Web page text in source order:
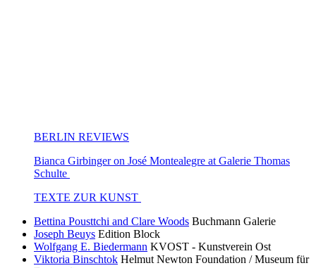
BERLIN REVIEWS
Bianca Girbinger on José Montealegre at Galerie Thomas
Schulte
TEXTE ZUR KUNST
Bettina Pousttchi and Clare Woods Buchmann Galerie
Joseph Beuys Edition Block
Wolfgang E. Biedermann KVOST - Kunstverein Ost
Viktoria Binschtok Helmut Newton Foundation / Museum für